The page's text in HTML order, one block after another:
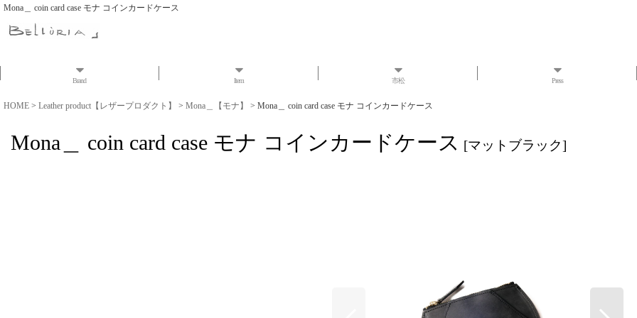
Mona＿ coin card case モナ コインカードケース
Brand Item 市松 Press
HOME > Leather product【レザープロダクト】 > Mona＿【モナ】 > Mona＿ coin card case モナ コインカードケース
Mona＿ coin card case モナ コインカードケース [マットブラック]